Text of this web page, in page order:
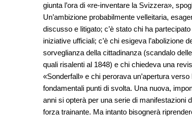
giunta l’ora di «re-inventare la Svizzera»,
Un’ambizione probabilmente velleitaria,
discusso e litigato; c’è stato chi ha
iniziative ufficiali; c’è chi esigeva l’abolizione
sorveglianza della cittadinanza (scandalo
quali risalenti al 1848) e chi chiedeva una
«Sonderfall» e chi perorava un’apertura
fondamentali punti di svolta. Una nuova,
anni si opterà per una serie di manifestazioni
forza trainante. Ma intanto bisognerà